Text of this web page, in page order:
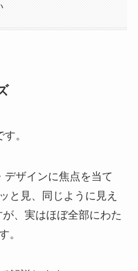
。
ザインに焦点を当て
と見、同じように見え
、実はほぼ全部にわた
。